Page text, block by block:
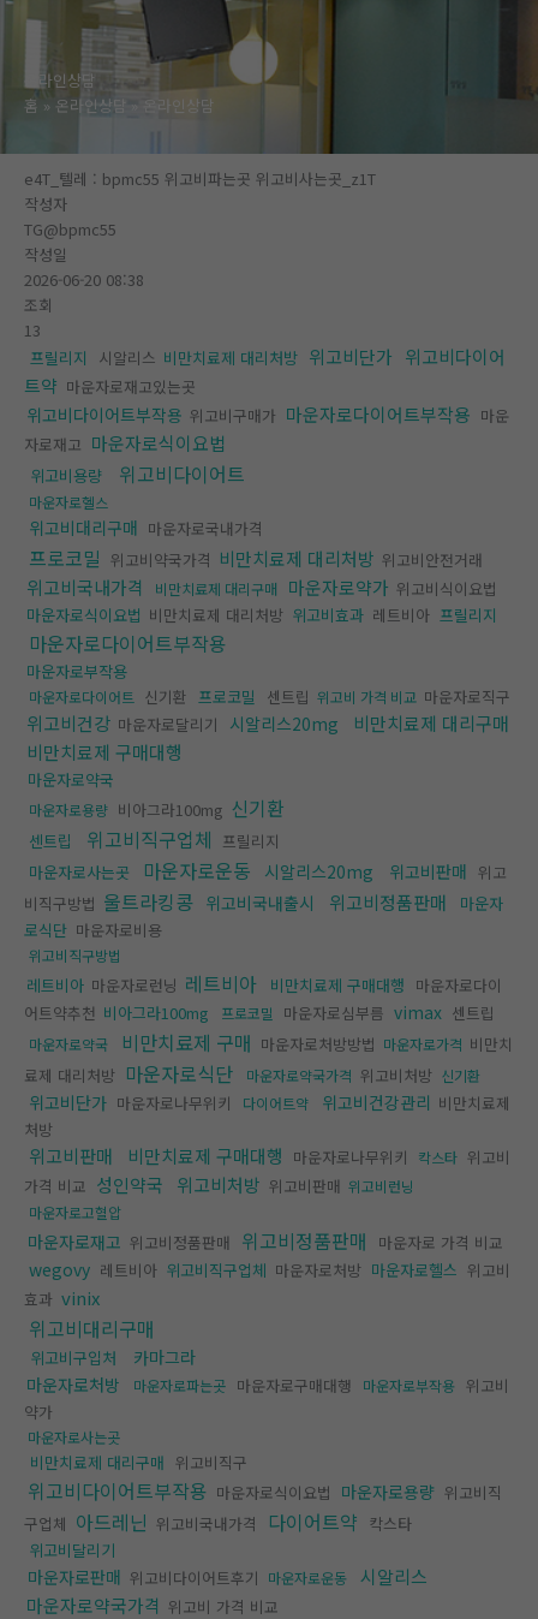
온라인상담
홈
온라인상담 온라인상담
e4T_텔레 : bpmc55 위고비파는곳 위고비사는곳_z1T
작성자
TG@bpmc55
작성일
2026-06-20 08:38
조회
13
프릴리지
시알리스 비만치료제 대리처방 위고비단가 위고비다이어
트약 마운자로재고있는곳
위고비다이어트부작용 위고비구매가 마운자로다이어트부작용 마운
자로재고 마운자로식이요법
위고비용량 위고비다이어트
마운자로헬스
위고비대리구매 마운자로국내가격
프로코밀 위고비약국가격 비만치료제 대리처방 위고비안전거래
위고비국내가격 비만치료제 대리구매 마운자로약가 위고비식이요법
마운자로식이요법 비만치료제 대리처방 위고비효과 레트비아 프릴리지
마운자로다이어트부작용
마운자로부작용
마운자로다이어트 신기환 프로코밀 센트립 위고비 가격 비교 마운자로직구
위고비건강 마운자로달리기 시알리스20mg
비만치료제 대리구매
비만치료제 구매대행
마운자로약국
마운자로용량 비아그라100mg 신기환
센트립 위고비직구업체 프릴리지
마운자로사는곳
마운자로운동 시알리스20mg 위고비판매 위고
비직구방법 울트라킹콩 위고비국내출시 위고비정품판매
마운자
로식단 마운자로비용
위고비직구방법
레트비아 마운자로런닝 레트비아 비만치료제 구매대행 마운자로다이
어트약추천 비아그라100mg 프로코밀 마운자로심부름 vimax 센트립
마운자로약국 비만치료제 구매 마운자로처방방법 마운자로가격 비만치
료제 대리처방 마운자로식단 마운자로약국가격 위고비처방 신기환
위고비단가 마운자로나무위키 다이어트약 위고비건강관리 비만치료제
처방
위고비판매 비만치료제 구매대행 마운자로나무위키 칵스타 위고비
가격 비교 성인약국 위고비처방 위고비판매 위고비런닝
마운자로고혈압
마운자로재고 위고비정품판매 위고비정품판매 마운자로 가격 비교
wegovy 레트비아 위고비직구업체 마운자로처방 마운자로헬스 위고비
효과 vinix
위고비대리구매
위고비구입처
카마그라
마운자로처방
마운자로파는곳 마운자로구매대행 마운자로부작용 위고비
약가
마운자로사는곳
비만치료제 대리구매 위고비직구
위고비다이어트부작용 마운자로식이요법 마운자로용량 위고비직
구업체 아드레닌 위고비국내가격 다이어트약 칵스타
위고비달리기
마운자로판매 위고비다이어트후기 마운자로운동
시알리스
마운자로약국가격 위고비 가격 비교